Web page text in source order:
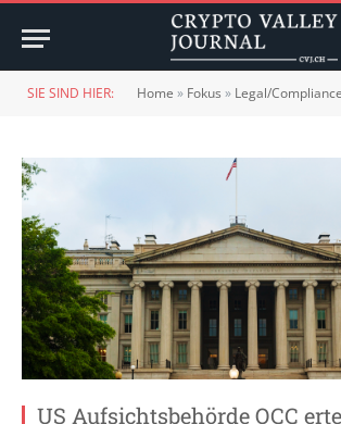
SIE SIND HIER: Home » Fokus » Legal/Compliance
US Aufsichtsbehörde OCC